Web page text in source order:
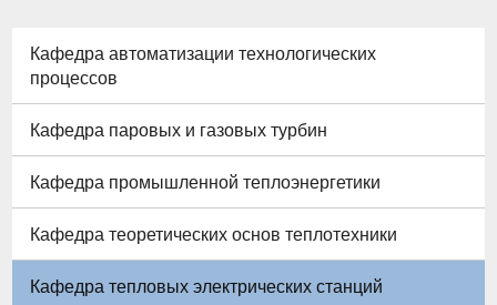
Кафедра автоматизации технологических
процессов
Кафедра паровых и газовых турбин
Кафедра промышленной теплоэнергетики
Кафедра теоретических основ теплотехники
Кафедра тепловых электрических станций